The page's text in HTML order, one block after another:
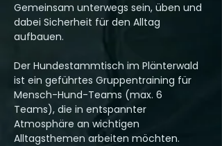
Gemeinsam unterwegs sein, üben und
dabei Sicherheit für den Alltag
aufbauen.
Der Hundestammtisch im Plänterwald
ist ein geführtes Gruppentraining für
Mensch-Hund-Teams (max. 6
Teams), die in entspannter
Atmosphäre an wichtigen
Alltagsthemen arbeiten möchten.